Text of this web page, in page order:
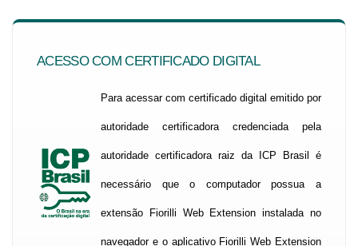
ACESSO COM CERTIFICADO DIGITAL
Para acessar com certificado digital emitido por
autoridade certificadora credenciada pela
autoridade certificadora raiz da ICP Brasil é
necessário que o computador possua a
extensão Fiorilli Web Extension instalada no
navegador e o aplicativo Fiorilli Web Extension